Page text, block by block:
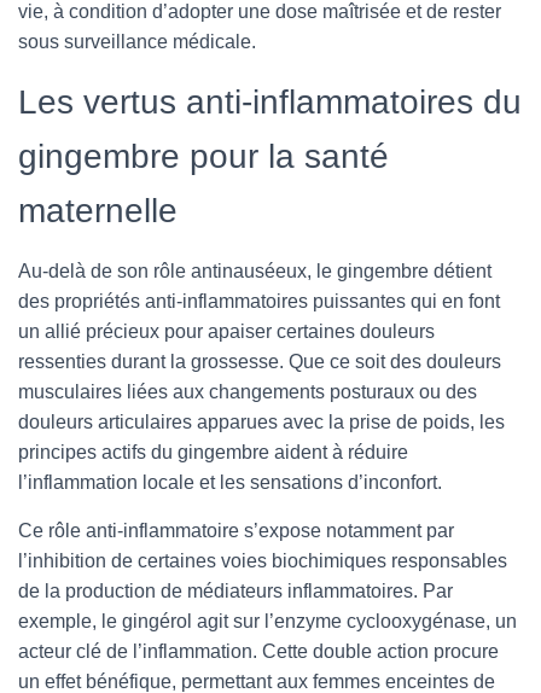
vie, à condition d’adopter une dose maîtrisée et de rester
sous surveillance médicale.
Les vertus anti-inflammatoires du
gingembre pour la santé
maternelle
Au-delà de son rôle antinauséeux, le gingembre détient
des propriétés anti-inflammatoires puissantes qui en font
un allié précieux pour apaiser certaines douleurs
ressenties durant la grossesse. Que ce soit des douleurs
musculaires liées aux changements posturaux ou des
douleurs articulaires apparues avec la prise de poids, les
principes actifs du gingembre aident à réduire
l’inflammation locale et les sensations d’inconfort.
Ce rôle anti-inflammatoire s’expose notamment par
l’inhibition de certaines voies biochimiques responsables
de la production de médiateurs inflammatoires. Par
exemple, le gingérol agit sur l’enzyme cyclooxygénase, un
acteur clé de l’inflammation. Cette double action procure
un effet bénéfique, permettant aux femmes enceintes de